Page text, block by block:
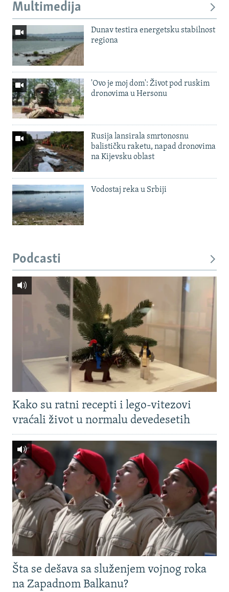
Multimedija
Dunav testira energetsku stabilnost
regiona
'Ovo je moj dom': Život pod ruskim
dronovima u Hersonu
Rusija lansirala smrtonosnu
balističku raketu, napad dronovima
na Kijevsku oblast
Vodostaj reka u Srbiji
Podcasti
Kako su ratni recepti i lego-vitezovi
vraćali život u normalu devedesetih
Šta se dešava sa služenjem vojnog roka
na Zapadnom Balkanu?